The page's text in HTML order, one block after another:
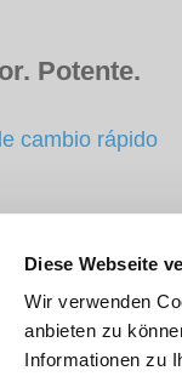
Diese Webseite
Wir verwenden
anbieten zu
Informationen zu
Potente.
cambio rápido
y